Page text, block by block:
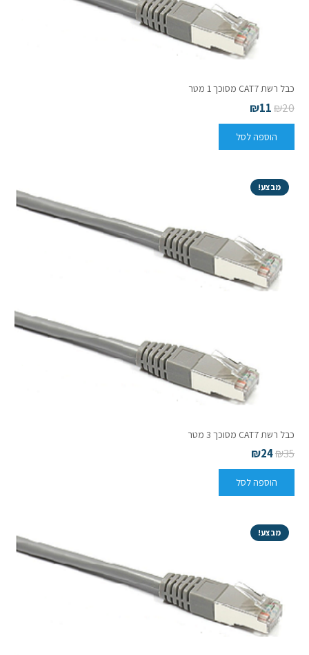
כבל רשת CAT7 מסוכך 1 מטר
₪20
₪11
הוספה לסל
מבצע!
כבל רשת CAT7 מסוכך 3 מטר
₪35
₪24
הוספה לסל
מבצע!